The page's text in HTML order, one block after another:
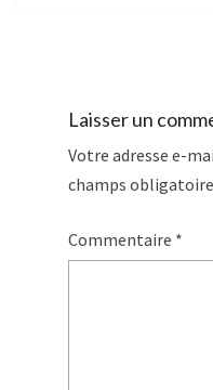
Laisser un
Votre adresse e-
champs
Commentaire *